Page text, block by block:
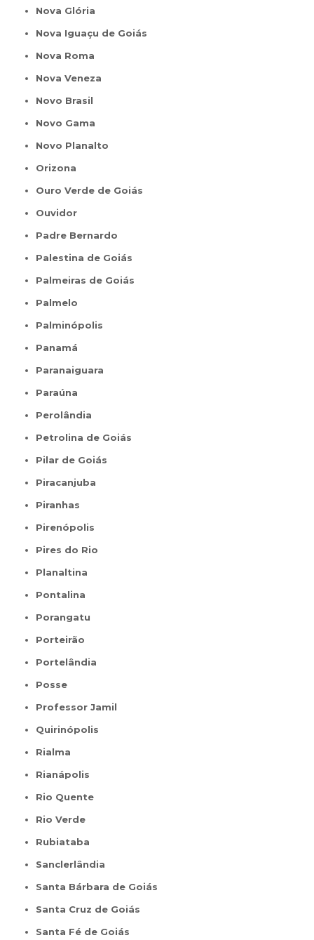
Nova Glória
Nova Iguaçu de Goiás
Nova Roma
Nova Veneza
Novo Brasil
Novo Gama
Novo Planalto
Orizona
Ouro Verde de Goiás
Ouvidor
Padre Bernardo
Palestina de Goiás
Palmeiras de Goiás
Palmelo
Palminópolis
Panamá
Paranaiguara
Paraúna
Perolândia
Petrolina de Goiás
Pilar de Goiás
Piracanjuba
Piranhas
Pirenópolis
Pires do Rio
Planaltina
Pontalina
Porangatu
Porteirão
Portelândia
Posse
Professor Jamil
Quirinópolis
Rialma
Rianápolis
Rio Quente
Rio Verde
Rubiataba
Sanclerlândia
Santa Bárbara de Goiás
Santa Cruz de Goiás
Santa Fé de Goiás